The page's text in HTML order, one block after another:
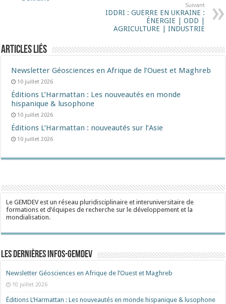
Suivant
IDDRI : GUERRE EN UKRAINE :
ÉNERGIE | ODD |
AGRICULTURE | INDUSTRIE
Articles liés
Newsletter Géosciences en Afrique de l’Ouest et Maghreb
10 juillet 2026
Éditions L’Harmattan : Les nouveautés en monde
hispanique & lusophone
10 juillet 2026
Éditions L’Harmattan : nouveautés sur l’Asie
10 juillet 2026
Le GEMDEV est un réseau pluridisciplinaire et interuniversitaire de
formations et d’équipes de recherche sur le développement et la
mondialisation.
Les dernières Infos-Gemdev
Newsletter Géosciences en Afrique de l’Ouest et Maghreb
10 juillet 2026
Éditions L’Harmattan : Les nouveautés en monde hispanique & lusophone